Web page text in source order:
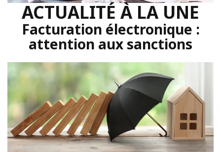
ACTUALITÉ À LA UNE
Facturation électronique :
attention aux sanctions